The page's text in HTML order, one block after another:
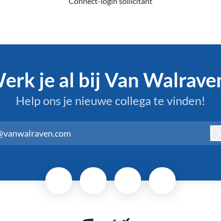
je al bij Van
Help ons je nieuwe collega te vinden!